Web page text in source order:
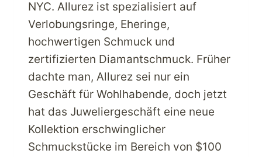
NYC. Allurez ist spezialisiert auf
Verlobungsringe, Eheringe,
hochwertigen Schmuck und
zertifizierten Diamantschmuck. Früher
dachte man, Allurez sei nur ein
Geschäft für Wohlhabende, doch jetzt
hat das Juweliergeschäft eine neue
Kollektion erschwinglicher
Schmuckstücke im Bereich von $100